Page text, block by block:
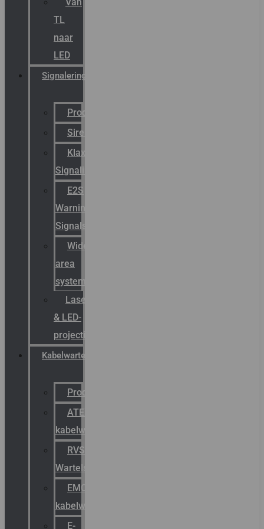
TL
naar
LED
Signalering
Productcatalogus
Sirena
Klaxon
Signaling
E2S
Warning
Signals
Wide
area
systemen
Laserbelijning
& LED-
projectie
Kabelwartels
Productcatalogus
ATEX
kabelwartels
RVS
Wartels
EMC
kabelwartels
E-